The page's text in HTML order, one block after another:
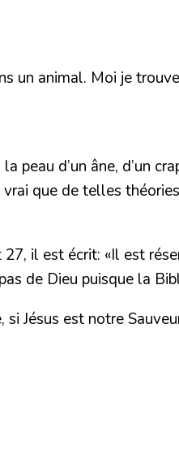
un animal. Moi je
d’un âne, d’un
que de telles
27, il est écrit: «Il est
de Dieu puisque la
Jésus est notre